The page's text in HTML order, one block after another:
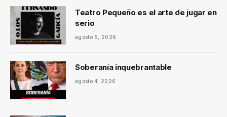
Teatro Pequeño es el arte de jugar en
serio
agosto 5, 2026
Soberanía inquebrantable
agosto 4, 2026